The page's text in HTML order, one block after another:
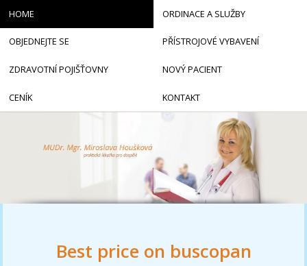
Best price on buscopan
HOME ORDINACE A SLUŽBY
OBJEDNEJTE SE PŘÍSTROJOVÉ VYBAVENÍ
ZDRAVOTNÍ POJIŠŤOVNY NOVÝ PACIENT
CENÍK KONTAKT